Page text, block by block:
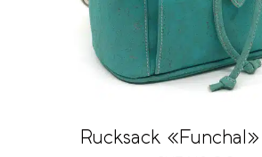
Rucksack